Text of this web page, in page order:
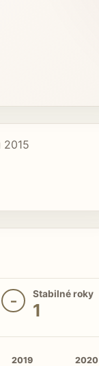
2015
– Stabilné roky
1
2019 2020